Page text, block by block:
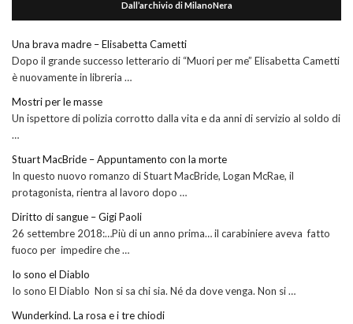
Dall’archivio di MilanoNera
Una brava madre – Elisabetta Cametti
Dopo il grande successo letterario di “Muori per me” Elisabetta Cametti
è nuovamente in libreria …
Mostri per le masse
Un ispettore di polizia corrotto dalla vita e da anni di servizio al soldo di
…
Stuart MacBride – Appuntamento con la morte
In questo nuovo romanzo di Stuart MacBride, Logan McRae, il
protagonista, rientra al lavoro dopo …
Diritto di sangue – Gigi Paoli
26 settembre 2018:…Più di un anno prima… il carabiniere aveva fatto
fuoco per impedire che …
Io sono el Diablo
Io sono El Diablo Non si sa chi sia. Né da dove venga. Non si …
Wunderkind. La rosa e i tre chiodi